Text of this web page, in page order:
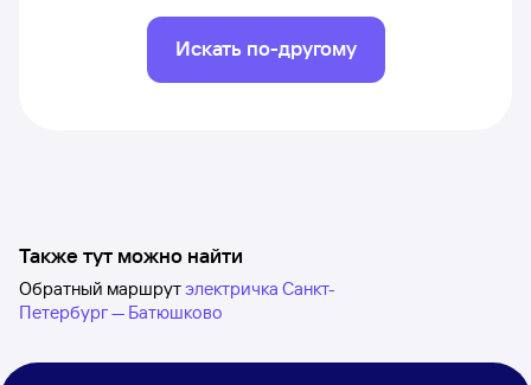
Искать по-другому
Также тут можно найти
Обратный маршрутэлектричка Санкт-
Петербург — Батюшково